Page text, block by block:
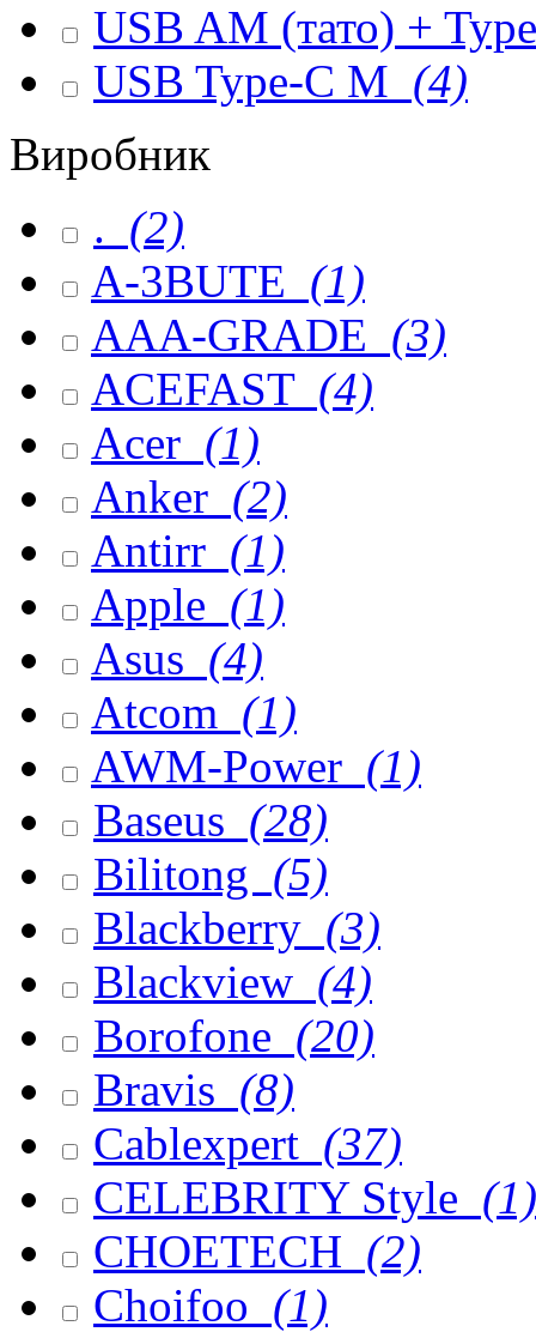
USB AM (тато) +
USB Type-C M (4)
Виробник
. (2)
A-3BUTE (1)
AAA-GRADE (3)
ACEFAST (4)
Acer (1)
Anker (2)
Antirr (1)
Apple (1)
Asus (4)
Atcom (1)
AWM-Power (1)
Baseus (28)
Bilitong (5)
Blackberry (3)
Blackview (4)
Borofone (20)
Bravis (8)
Cablexpert (37)
CELEBRITY Style (1)
CHOETECH (2)
Choifoo (1)